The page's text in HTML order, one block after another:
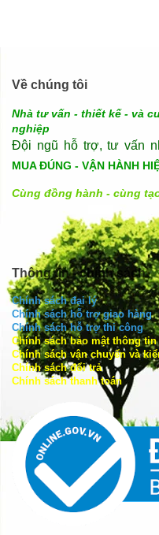
Về chúng tôi
Nhà tư vấn - thiết kế - và
nghiệp
Đội ngũ hỗ trợ, tư vấn
MUA ĐÚNG - VẬN HÀNH
Cùng đồng hành - cùng
Thông tin - chính sách
Chính sách đại lý
Chính sách hỗ trợ giao hàng
Chính sách hỗ trợ thi công
Chính sách bảo mật thông tin
Chính sách vận chuyển và
Chính sách đổi trả
Chính sách thanh toán